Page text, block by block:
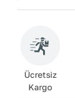
Ücretsiz
Kargo